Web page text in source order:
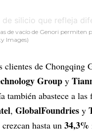
de vacío de Genori permiten
Images)
clientes de Chongqing
Group y
también abastece a
, GlobalFoundries y
hasta un 34,3%